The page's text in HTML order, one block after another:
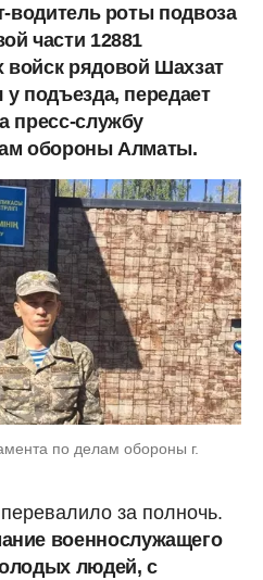
водитель роты подвоза
части 12881
рядовой Шахзат
подъезда, передает
пресс-службу
обороны Алматы.
по делам обороны г.
за полночь.
военнослужащего
людей, с